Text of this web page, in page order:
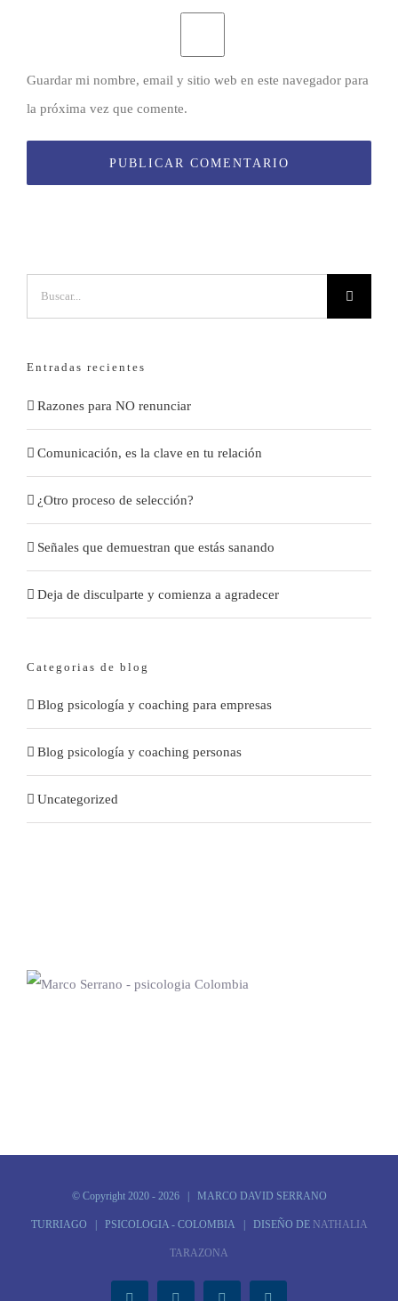
Guardar mi nombre, email y sitio web en este navegador para
la próxima vez que comente.
Entradas recientes
Razones para NO renunciar
Comunicación, es la clave en tu relación
¿Otro proceso de selección?
Señales que demuestran que estás sanando
Deja de disculparte y comienza a agradecer
Categorias de blog
Blog psicología y coaching para empresas
Blog psicología y coaching personas
Uncategorized
© Copyright 2020 - 2026 | MARCO DAVID SERRANO
TURRIAGO | PSICOLOGIA - COLOMBIA | DISEÑO DE NATHALIA
TARAZONA
Facebook Instagram LinkedIn